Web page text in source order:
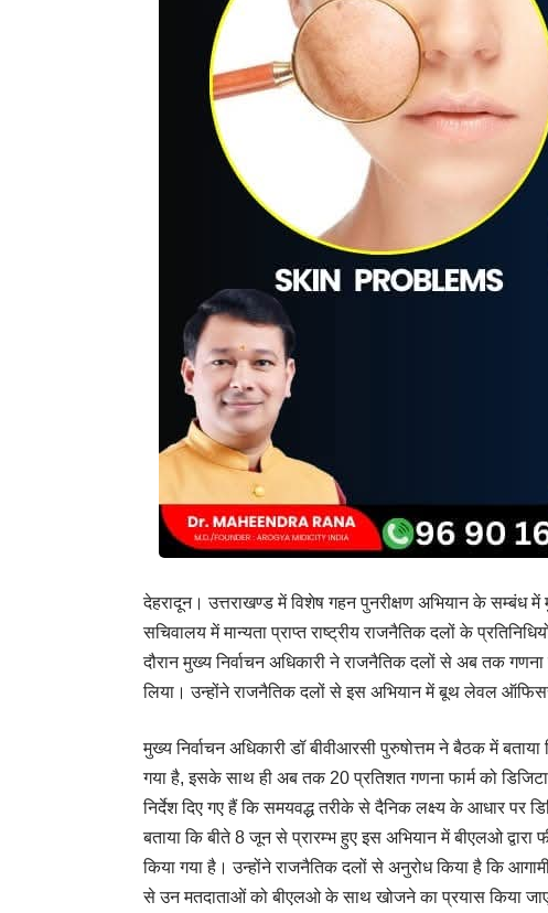
देहरादून। उत्तराखण्ड में विशेष गहन पुनरीक्षण अभियान के सम्बंध में
सचिवालय में मान्यता प्राप्त राष्ट्रीय राजनैतिक दलों के
दौरान मुख्य निर्वाचन अधिकारी ने राजनैतिक दलों से अब तक
लिया। उन्होंने राजनैतिक दलों से इस अभियान में बूथ लेवल
मुख्य निर्वाचन अधिकारी डॉ बीवीआरसी पुरुषोत्तम ने बैठक में
गया है, इसके साथ ही अब तक 20 प्रतिशत गणना फार्म को
निर्देश दिए गए हैं कि समयवद्ध तरीके से दैनिक लक्ष्य के आधार पर
बताया कि बीते 8 जून से प्रारम्भ हुए इस अभियान में बीएलओ
किया गया है। उन्होंने राजनैतिक दलों से अनुरोध किया है कि
से उन मतदाताओं को बीएलओ के साथ खोजने का प्रयास किया जाए